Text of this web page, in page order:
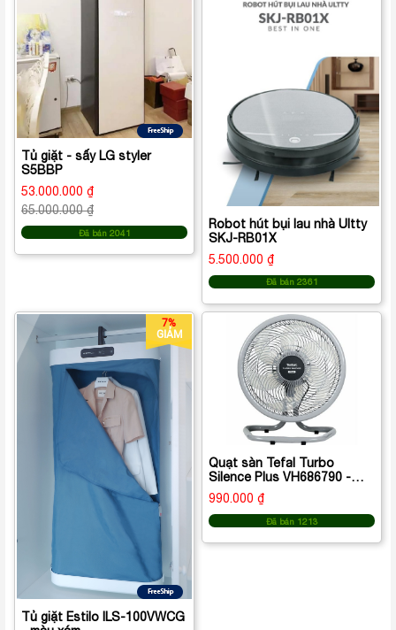
Tủ giặt - sấy LG styler
S5BBP
53.000.000 ₫
65.000.000 ₫
Đã bán 2041
Robot hút bụi lau nhà Ultty
SKJ-RB01X
5.500.000 ₫
Đã bán 2361
7%
GIẢM
Tủ giặt Estilo ILS-100VWCG
Quạt sàn Tefal Turbo
Silence Plus VH686790 -
màu xám
990.000 ₫
Đã bán 1213